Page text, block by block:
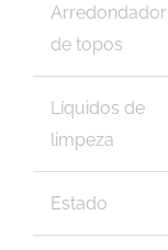
Arredondador
de topos
Líquidos de
limpeza
Estado